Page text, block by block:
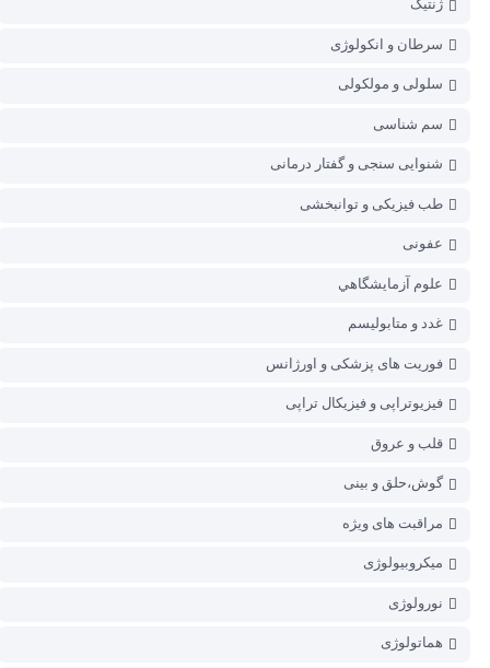
سرطان و انکولوژی
سلولی و مولکولی
سم شناسی
شنوایی سنجی و گفتار درمانی
طب فیزیکی و توانبخشی
عفونی
علوم آزمايشگاهي
غدد و متابولیسم
فوریت های پزشکی و اورژانس
فیزیوتراپی و فیزیکال تراپی
قلب و عروق
گوش،حلق و بینی
مراقبت های ویژه
میکروبیولوژی
نورولوژی
هماتولوژی